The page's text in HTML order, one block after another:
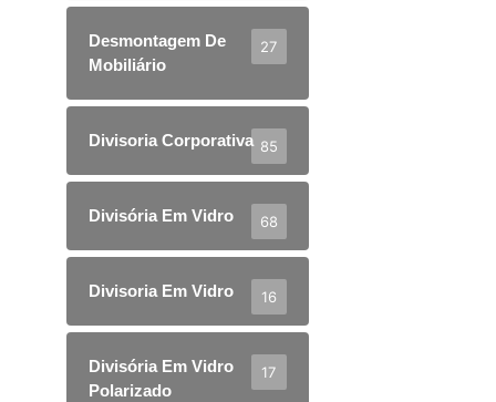
Desmontagem De
Mobiliário
27
Divisoria Corporativa 85
Divisória Em Vidro 68
Divisoria Em Vidro 16
Divisória Em Vidro
Polarizado
17